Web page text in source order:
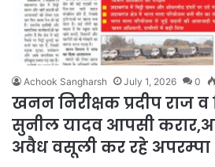
Achook Sangharsh July 1, 2026 0
खनन निरीक्षक प्रदीप राज व
सुनील यादव आपसी
अवैध वसूली कर रहे अपरम्पा